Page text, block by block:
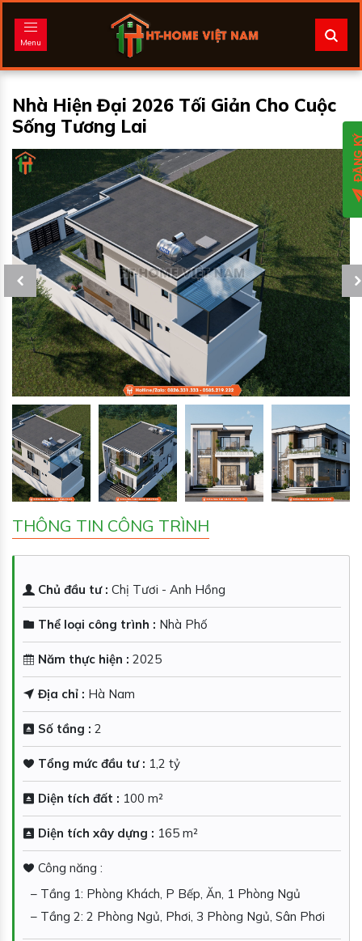
Menu
Nhà Hiện Đại 2026 Tối Giản Cho Cuộc
Sống Tương Lai
THÔNG TIN CÔNG TRÌNH
Chủ đầu tư : Chị Tươi - Anh Hồng
Thể loại công trình : Nhà Phố
Năm thực hiện : 2025
Địa chỉ : Hà Nam
Số tầng : 2
Tổng mức đầu tư : 1,2 tỷ
Diện tích đất : 100 m²
Diện tích xây dựng : 165 m²
Công năng :
– Tầng 1: Phòng Khách, P Bếp, Ăn, 1 Phòng Ngủ
– Tầng 2: 2 Phòng Ngủ, Phơi, 3 Phòng Ngủ, Sân Phơi